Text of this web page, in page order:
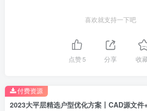
喜欢就支持一下吧
点赞5 分享 收
付费资源